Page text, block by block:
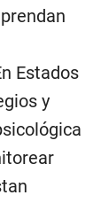
Estados
y